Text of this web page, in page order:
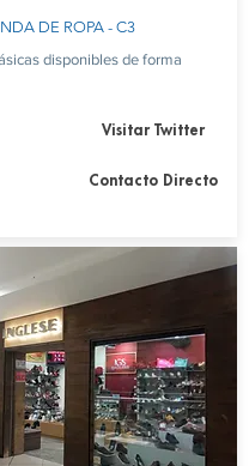
DE ROPA - C3
disponibles de forma
Visitar Twitter
Contacto Directo